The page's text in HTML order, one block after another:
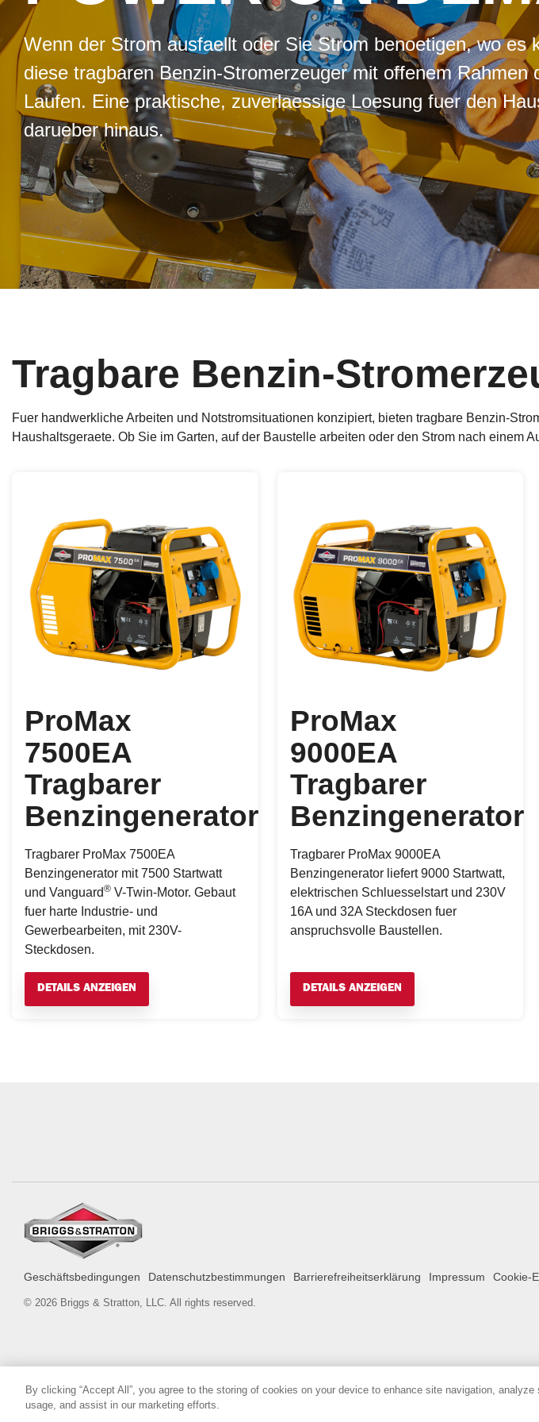
Wenn der Strom ausfaellt oder Sie Strom benoetigen, wo es
diese tragbaren Benzin-Stromerzeuger mit offenem Rahmen
Laufen. Eine praktische, zuverlaessige Loesung fuer den
darueber hinaus.
Tragbare Benzin-
Fuer handwerkliche Arbeiten und Notstromsituationen konzipiert, bieten tragbare Benzin-
Haushaltsgeraete. Ob Sie im Garten, auf der Baustelle arbeiten oder den Strom nach einem
ProMax
7500EA
Tragbarer
Benzingenerator
Tragbarer ProMax 7500EA
Benzingenerator mit 7500 Startwatt
und Vanguard® V-Twin-Motor. Gebaut
fuer harte Industrie- und
Gewerbearbeiten, mit 230V-
Steckdosen.
DETAILS ANZEIGEN
ProMax
9000EA
Tragbarer
Benzingenerator
Tragbarer ProMax 9000EA
Benzingenerator liefert 9000 Startwatt,
elektrischen Schluesselstart und 230V
16A und 32A Steckdosen fuer
anspruchsvolle Baustellen.
DETAILS ANZEIGEN
Geschäftsbedingungen Datenschutzbestimmungen Barrierefreiheitserklärung Impressum Cookie-
© 2026 Briggs & Stratton, LLC. All rights reserved.
By clicking “Accept All”, you agree to the storing of cookies on your device to enhance site navigation, analyze
usage, and assist in our marketing efforts.